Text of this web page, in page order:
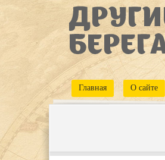
Главная О сайте